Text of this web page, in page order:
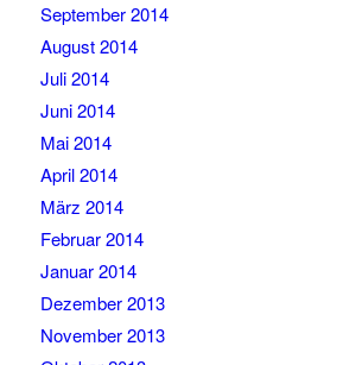
September 2014
August 2014
Juli 2014
Juni 2014
Mai 2014
April 2014
März 2014
Februar 2014
Januar 2014
Dezember 2013
November 2013